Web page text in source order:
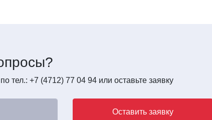
тел.: +7 (4712) 77 04 94 или оставьте заявку
Оставить заявку